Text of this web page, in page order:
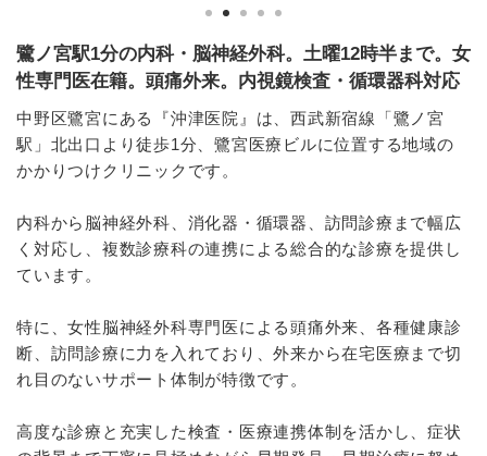
鷺ノ宮駅1分の内科・脳神経外科。土曜12時半まで。女
性専門医在籍。頭痛外来。内視鏡検査・循環器科対応
中野区鷺宮にある『沖津医院』は、西武新宿線「鷺ノ宮
駅」北出口より徒歩1分、鷺宮医療ビルに位置する地域の
かかりつけクリニックです。
内科から脳神経外科、消化器・循環器、訪問診療まで幅広
く対応し、複数診療科の連携による総合的な診療を提供し
ています。
特に、女性脳神経外科専門医による頭痛外来、各種健康診
断、訪問診療に力を入れており、外来から在宅医療まで切
れ目のないサポート体制が特徴です。
高度な診療と充実した検査・医療連携体制を活かし、症状